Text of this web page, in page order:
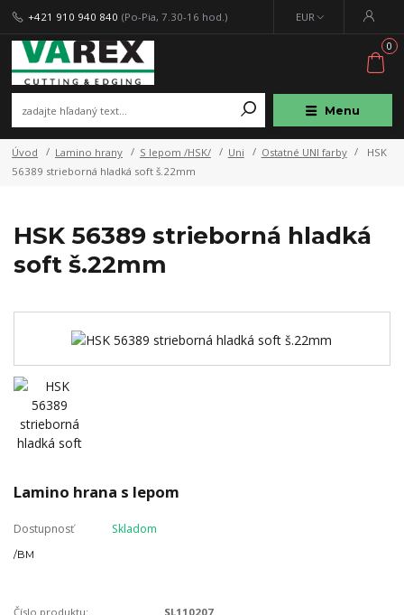
Menu
EUR
+421 910 940 840 (Po-Pia, 7.30-16 hod.)
0
Úvod Lamino hrany S lepom /HSK/ Uni Ostatné UNI farby
HSK
56389 strieborná hladká soft š.22mm
HSK 56389 strieborná hladká
soft š.22mm
Lamino hrana s lepom
Dostupnosť Skladom
/BM
Číslo produktu:
SL110207